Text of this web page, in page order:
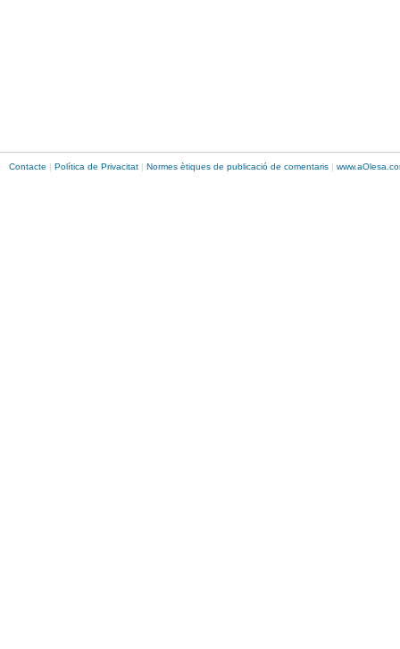
Contacte | Política de Privacitat | Normes ètiques de publicació de comentaris | www.aOlesa